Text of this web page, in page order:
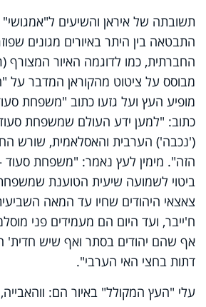
תשובתה של איראן והשיעים
התבטאה בין היתר באיורים מגונים
החברתית, כמו לדוגמה האיור המצורף
מבוסס על ציטוט מהקוראן המדבר על
מופיע העץ ועל גזעו כתוב "משפחת
כתוב: "למען ידע העולם שמשפחת
('נכבה') הערבית והאסלאמית, שורש
הזה". מימין לעץ נאמר: "משפחת סעוד
ביטוי לשמועה שיעית הטוענת
צאצאי היהודים שחיו עד המאה
ח'ייבר, ועד היום הם מעמידים פני
אף שהם יהודים בסתר ואף שיש חדית'
דתות בחצי האי הערבי".
עלי "העץ המקולל" באיור הם: ווהאבייה,